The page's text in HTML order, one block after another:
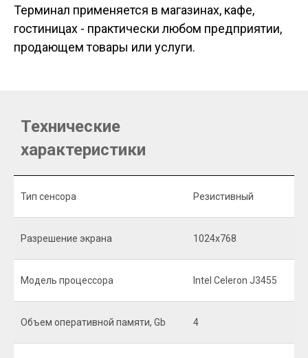
Терминал применяется в магазинах, кафе,
гостиницах - практически любом предприятии,
продающем товары или услуги.
Технические
характеристики
Тип сенсора Резистивный
Разрешение экрана 1024х768
Модель процессора Intel Celeron J3455
Объем оперативной памяти, Gb 4